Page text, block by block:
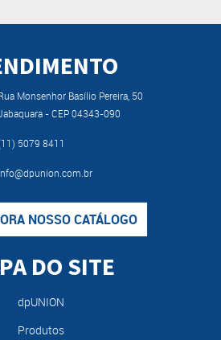
Monsenhor Basílio Pereira, 50
- CEP 04343-090
5079 8411
NOSSO CATÁLOGO
DO SITE
dpUNION
Produtos